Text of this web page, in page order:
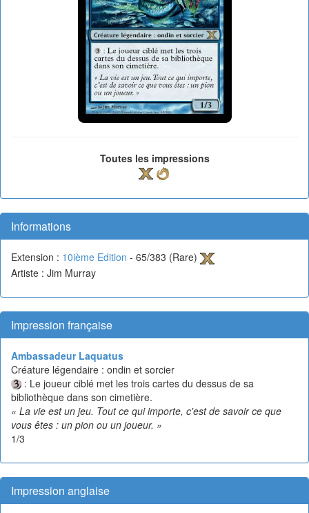
Toutes les impressions
Informations
Extension : 10ième Edition - 65/383 (Rare)
Artiste : Jim Murray
Impression française
Ambassadeur Laquatus
Créature légendaire : ondin et sorcier
: Le joueur ciblé met les trois cartes du dessus de sa
bibliothèque dans son cimetière.
« La vie est un jeu. Tout ce qui importe, c'est de savoir ce que
vous êtes : un pion ou un joueur. »
1/3
Impression anglaise